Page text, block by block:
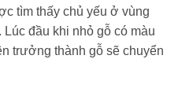
tìm thấy chủ yếu ở vùng
đầu khi nhỏ gỗ có màu
trưởng thành gỗ sẽ chuyển